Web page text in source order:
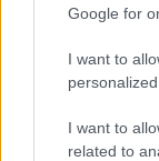
Google for
I want to
I want to
related to